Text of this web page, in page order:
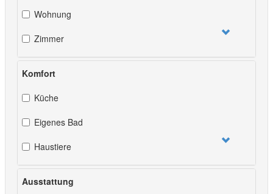
Wohnung
Zimmer
Komfort
Küche
Eigenes Bad
Haustiere
Ausstattung